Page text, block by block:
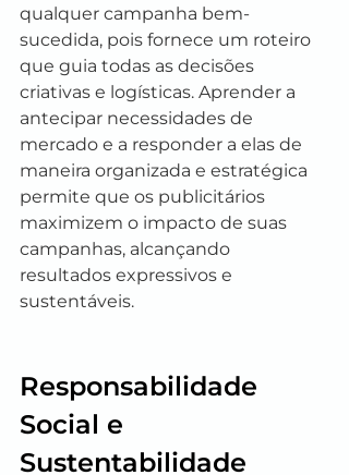
qualquer campanha bem-
sucedida, pois fornece um roteiro
que guia todas as decisões
criativas e logísticas. Aprender a
antecipar necessidades de
mercado e a responder a elas de
maneira organizada e estratégica
permite que os publicitários
maximizem o impacto de suas
campanhas, alcançando
resultados expressivos e
sustentáveis.
Responsabilidade
Social e
Sustentabilidade